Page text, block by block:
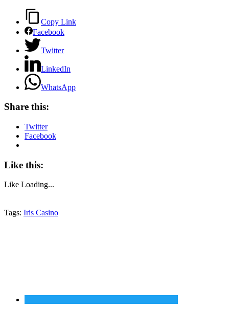
Copy Link
Facebook
Twitter
LinkedIn
WhatsApp
Share this:
Twitter
Facebook
Like this:
Like Loading...
Tags: Iris Casino